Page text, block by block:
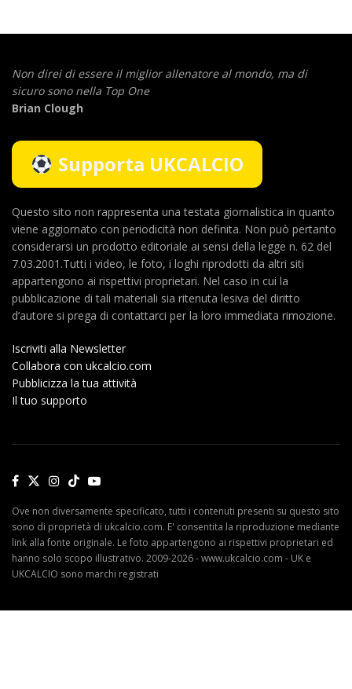
Non direi di essere il miglior allenatore al mondo, ma di
sicuro sono nella Top One
Brian Clough
Supporta UKCALCIO
Questo sito non rappresenta una testata giornalistica in quanto
viene aggiornato con periodicità non definita. Non può pertanto
considerarsi un prodotto editoriale ai sensi della legge n. 62 del
7.03.2001.Tutti i video, le foto, i loghi riprodotti da altri siti
appartengono ai rispettivi proprietari. Nel caso in cui la
pubblicazione di tali materiali sia ritenuta lesiva del diritto
d’autore si prega di contattarci per la loro immediata rimozione.
Iscriviti alla Newsletter
Collabora con ukcalcio.com
Pubblicizza la tua attività
Il tuo supporto
Ove non diversamente specificato, tutti i contenuti presenti su questo sito
sono di proprietà di ukcalcio.com. E' consentita la riproduzione mediante
link alla fonte originale. Le foto appartengono ai rispettivi proprietari ed
hanno solo scopo illustrativo. 2009-2026 - www.ukcalcio.com - UK e
UKCALCIO sono marchi registrati